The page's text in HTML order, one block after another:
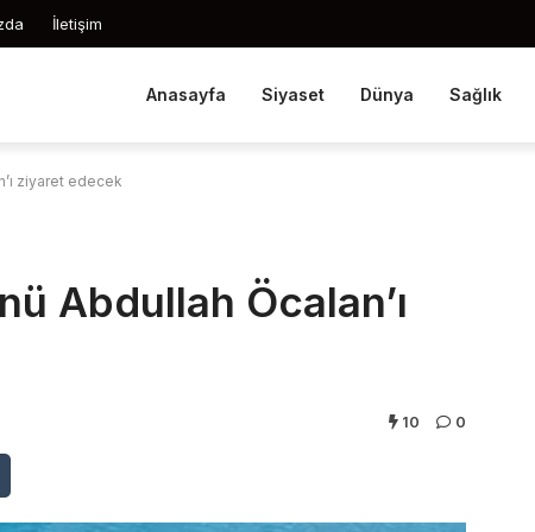
İletişim
Anasayfa Siyaset Dünya Sağlık
ziyaret edecek
Abdullah Öcalan’ı
10 0